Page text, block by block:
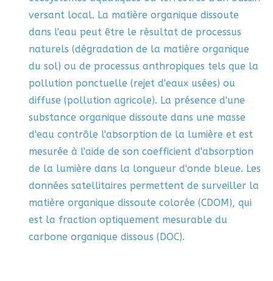
versant local. La matière organique dissoute
dans l'eau peut être le résultat de processus
naturels (dégradation de la matière organique
du sol) ou de processus anthropiques tels que la
pollution ponctuelle (rejet d'eaux usées) ou
diffuse (pollution agricole). La présence d'une
substance organique dissoute dans une masse
d'eau contrôle l'absorption de la lumière et est
mesurée à l'aide de son coefficient d'absorption
de la lumière dans la longueur d'onde bleue. Les
données satellitaires permettent de surveiller la
matière organique dissoute colorée (CDOM), qui
est la fraction optiquement mesurable du
carbone organique dissous (DOC).